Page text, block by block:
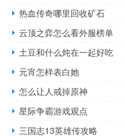
热血传奇哪里回收矿石
云顶之弈怎么看外服榜单
土豆和什么炖在一起好吃
元宵怎样表白她
怎么让人戒掉原神
星际争霸游戏观点
三国志13英雄传攻略